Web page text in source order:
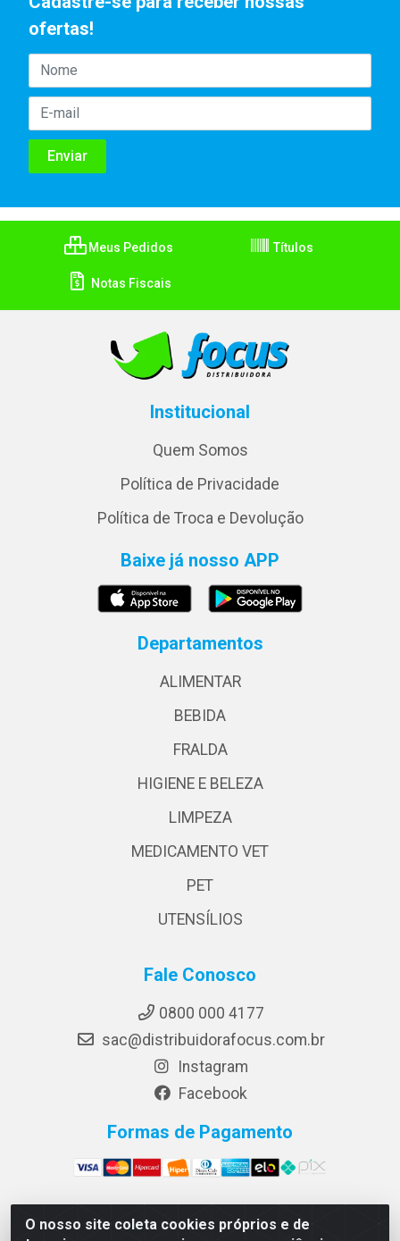
O nosso site coleta cookies próprios e de
ofertas!
Meus Pedidos Títulos
Notas Fiscais
Institucional
Quem Somos
Política de Privacidade
Política de Troca e Devolução
Baixe já nosso APP
Departamentos
ALIMENTAR
BEBIDA
FRALDA
HIGIENE E BELEZA
LIMPEZA
MEDICAMENTO VET
PET
UTENSÍLIOS
Fale Conosco
0800 000 4177
sac@distribuidorafocus.com.br
Instagram
Facebook
Formas de Pagamento
Focus Distribuidora LTDA - Rua Republica Eslovaca, 1121